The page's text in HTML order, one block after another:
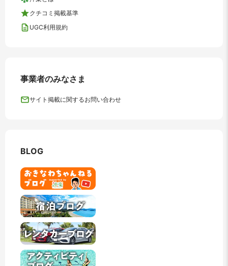
クチコミ掲載基準
UGC利用規約
事業者のみなさま
サイト掲載に関するお問い合わせ
BLOG